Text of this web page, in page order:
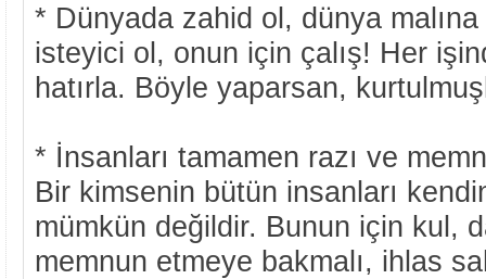
* Dünyada zahid ol, dünya
isteyici ol, onun için çalış! Her
hatırla. Böyle yaparsan,
* İnsanları tamamen razı ve
Bir kimsenin bütün insanları
mümkün değildir. Bunun için kul,
memnun etmeye bakmalı, ihlas